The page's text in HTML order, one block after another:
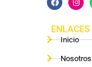
ENLACES
Inicio
Nosotros